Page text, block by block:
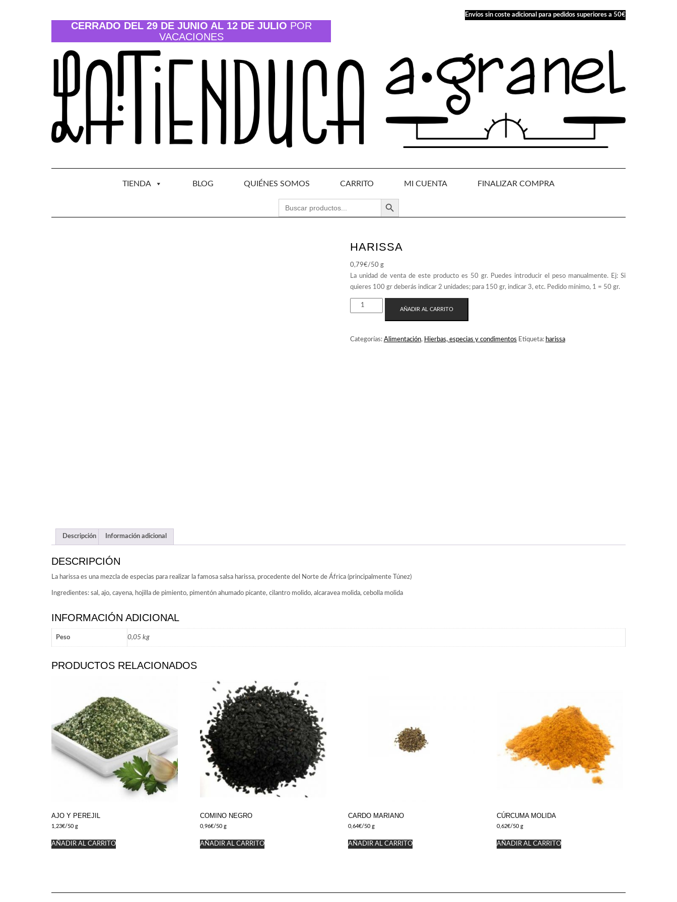
CERRADO DEL 29 DE JUNIO AL 12 DE JULIO POR
VACACIONES
Envíos sin coste adicional para pedidos superiores a 50€
TIENDA BLOG QUIÉNES SOMOS CARRITO MI CUENTA FINALIZAR COMPRA
BUSCAR:
BOTÓN DE BÚSQUEDA
HARISSA
0,79€/50 g
HARISSA
CANTIDAD
AÑADIR AL CARRITO
Categorías: Alimentación, Hierbas, especias y condimentos Etiqueta: harissa
Descripción Información adicional
DESCRIPCIÓN
La harissa es una mezcla de especias para realizar la famosa salsa harissa, procedente del Norte de África (principalmente Túnez)
Ingredientes: sal, ajo, cayena, hojilla de pimiento, pimentón ahumado picante, cilantro molido, alcaravea molida, cebolla molida
INFORMACIÓN ADICIONAL
Peso 0,05 kg
PRODUCTOS RELACIONADOS
AJO Y PEREJIL
1,23€/50 g
AÑADIR AL CARRITO
COMINO NEGRO
0,96€/50 g
AÑADIR AL CARRITO
CARDO MARIANO
0,64€/50 g
AÑADIR AL CARRITO
CÚRCUMA MOLIDA
0,62€/50 g
AÑADIR AL CARRITO